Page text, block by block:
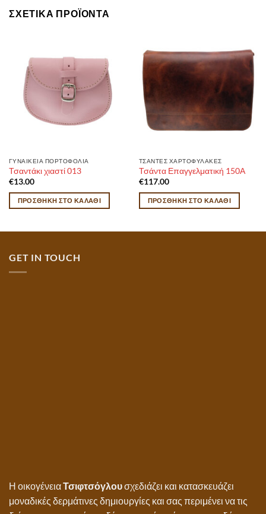
ΣΧΕΤΙΚΆ ΠΡΟΪΌΝΤΑ
ΓΥΝΑΙΚΕΙΑ ΠΟΡΤΟΦΟΛΙΑ
Τσαντάκι χιαστί 013
€13.00
ΠΡΟΣΘΉΚΗ ΣΤΟ ΚΑΛΆΘΙ
ΤΣΑΝΤΕΣ ΧΑΡΤΟΦΥΛΑΚΕΣ
Τσάντα Επαγγελματική 150Α
€117.00
ΠΡΟΣΘΉΚΗ ΣΤΟ ΚΑΛΆΘΙ
GET IN TOUCH
Η οικογένειαΤσιφτσόγλουσχεδιάζει και κατασκευάζει
μοναδικές δερμάτινες δημιουργίες και σας περιμένει να τις